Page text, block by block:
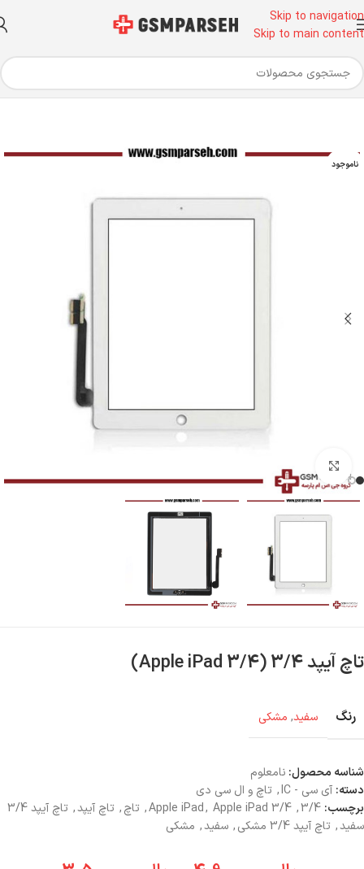
Skip to navigation
Skip to main content
خانه قطعات موبایل تاچ و ال سی دی
ناموجود
بزرگنمایی تصویر
تاچ آیپد 3/4 (Apple iPad 3/4)
رنگ سفید, مشکی
شناسه محصول: نامعلوم
دسته: آی سی - IC , تاچ و ال سی دی
برچسب: 3/4
,
Apple iPad, Apple iPad 3/4
, تاچ, تاچ آیپد,
تاچ آیپد 3/4
سفید, تاچ آیپد 3/4 مشکی , سفید, مشکی